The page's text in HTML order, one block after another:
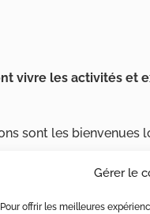
Gérer le
Pour offrir les meilleures
vivre les activités et
sont les bienvenues